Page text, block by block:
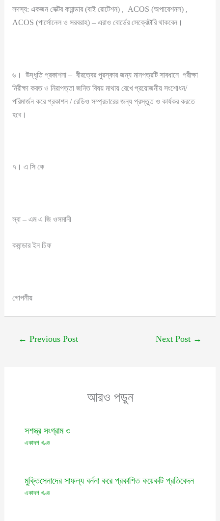
সদস্য: একজন সেক্টর কমান্ডার (বাই রোটেশন) , ACOS (অপারেশনস) ,
ACOS (পার্সোনেল ও সরবরাহ) – এরাও বোর্ডের সেক্রেটারি থাকবেন।
৬। উদ্ধৃতি প্রকাশনা – বীরত্বের পুরস্কার জন্য মানপত্রটি সাবধানে পরীক্ষা
নিরীক্ষা করত ও নিরাপত্তা জনিত বিষয় মাথায় রেখে প্রয়োজনীয় সংশোধন/
পরিমার্জন করে প্রকাশন / রেডিও সম্প্রচারের জন্য প্রস্তুত ও কার্যকর করতে
হবে।
৭। এ সি কে
স্বা – এম এ জি ওসমানী
কমান্ডার ইন চিফ
গোপনীয়
← Previous Post Next Post →
আরও পড়ুন
সশস্ত্র সংগ্রাম ৩
একাদশ খণ্ড
মুক্তিসেনাদের সাফল্য বর্ননা করে প্রকাশিত কয়েকটি প্রতিবেদন
একাদশ খণ্ড